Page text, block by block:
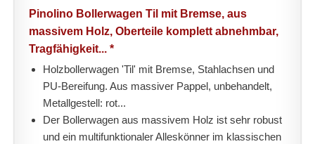
Pinolino Bollerwagen Til mit Bremse, aus
massivem Holz, Oberteile komplett abnehmbar,
Tragfähigkeit... *
Holzbollerwagen 'Til' mit Bremse, Stahlachsen und
PU-Bereifung. Aus massiver Pappel, unbehandelt,
Metallgestell: rot...
Der Bollerwagen aus massivem Holz ist sehr robust
und ein multifunktionaler Alleskönner im klassischen